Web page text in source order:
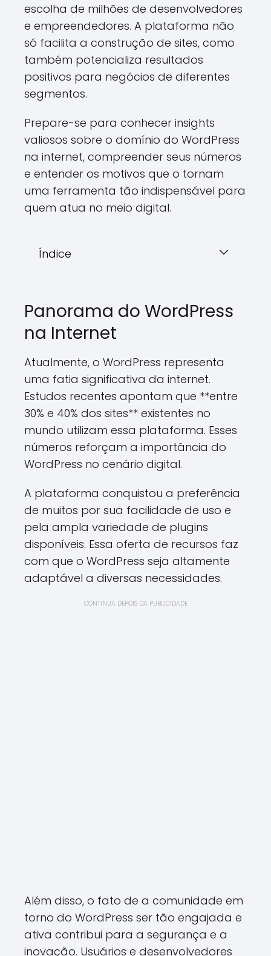
escolha de milhões de desenvolvedores
e empreendedores. A plataforma não
só facilita a construção de sites, como
também potencializa resultados
positivos para negócios de diferentes
segmentos.
Prepare-se para conhecer insights
valiosos sobre o domínio do WordPress
na internet, compreender seus números
e entender os motivos que o tornam
uma ferramenta tão indispensável para
quem atua no meio digital.
Índice
Panorama do WordPress
na Internet
Atualmente, o WordPress representa
uma fatia significativa da internet.
Estudos recentes apontam que **entre
30% e 40% dos sites** existentes no
mundo utilizam essa plataforma. Esses
números reforçam a importância do
WordPress no cenário digital.
A plataforma conquistou a preferência
de muitos por sua facilidade de uso e
pela ampla variedade de plugins
disponíveis. Essa oferta de recursos faz
com que o WordPress seja altamente
adaptável a diversas necessidades.
CONTINUA DEPOIS DA PUBLICIDADE
Além disso, o fato de a comunidade em
torno do WordPress ser tão engajada e
ativa contribui para a segurança e a
inovação. Usuários e desenvolvedores